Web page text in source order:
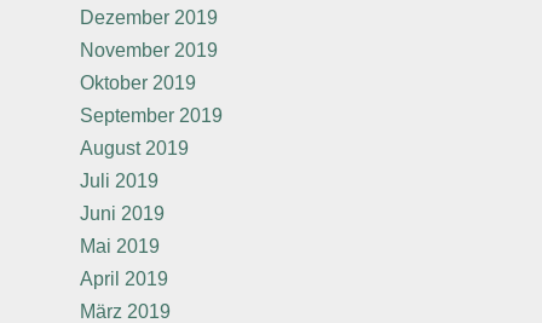
Dezember 2019
November 2019
Oktober 2019
September 2019
August 2019
Juli 2019
Juni 2019
Mai 2019
April 2019
März 2019